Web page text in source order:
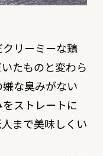
リーミーな鶏
たものと変わら
な臭みがない
ストレートに
まで美味しくい